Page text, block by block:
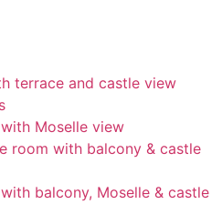
terrace and castle view
Moselle view
room with balcony & castle
balcony, Moselle & castle